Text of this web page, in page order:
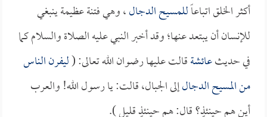
أكثر الخلق اتباعاًللمسيح الدجال، وهي فتنة عظيمة ينبغي
للإنسان أن يبتعد عنها؛ وقد أخبر النبي عليه الصلاة والسلام كما
في حديثعائشةقالت عليها رضوان الله تعالى: (ليفرن الناس
منالمسيح الدجالإلى الجبال، قالت: يا رسول الله! والعرب
أين هم حينئذٍ؟ قال: هم حينئذٍ قليل ).